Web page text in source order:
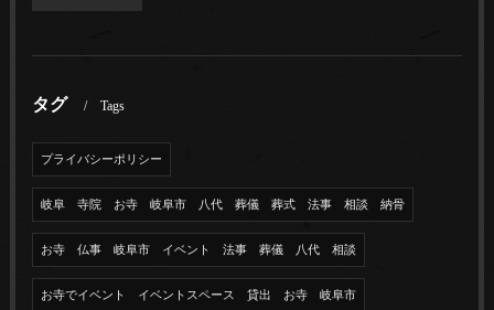
タグ Tags
プライバシーポリシー
岐阜 寺院 お寺 岐阜市 八代 葬儀 葬式 法事 相談 納骨
お寺 仏事 岐阜市 イベント 法事 葬儀 八代 相談
お寺でイベント イベントスペース 貸出 お寺 岐阜市